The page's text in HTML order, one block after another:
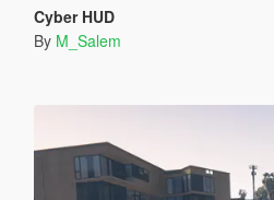
Cyber HUD
By M_Salem